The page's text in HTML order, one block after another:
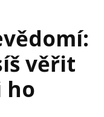
věřit
ho